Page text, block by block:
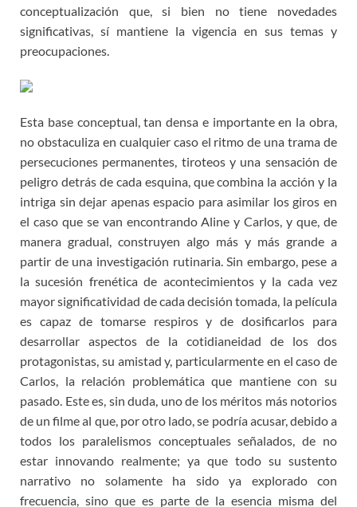
conceptualización que, si bien no tiene novedades
significativas, sí mantiene la vigencia en sus temas y
preocupaciones.
Esta base conceptual, tan densa e importante en la obra,
no obstaculiza en cualquier caso el ritmo de una trama de
persecuciones permanentes, tiroteos y una sensación de
peligro detrás de cada esquina, que combina la acción y la
intriga sin dejar apenas espacio para asimilar los giros en
el caso que se van encontrando Aline y Carlos, y que, de
manera gradual, construyen algo más y más grande a
partir de una investigación rutinaria. Sin embargo, pese a
la sucesión frenética de acontecimientos y la cada vez
mayor significatividad de cada decisión tomada, la película
es capaz de tomarse respiros y de dosificarlos para
desarrollar aspectos de la cotidianeidad de los dos
protagonistas, su amistad y, particularmente en el caso de
Carlos, la relación problemática que mantiene con su
pasado. Este es, sin duda, uno de los méritos más notorios
de un filme al que, por otro lado, se podría acusar, debido a
todos los paralelismos conceptuales señalados, de no
estar innovando realmente; ya que todo su sustento
narrativo no solamente ha sido ya explorado con
frecuencia, sino que es parte de la esencia misma del